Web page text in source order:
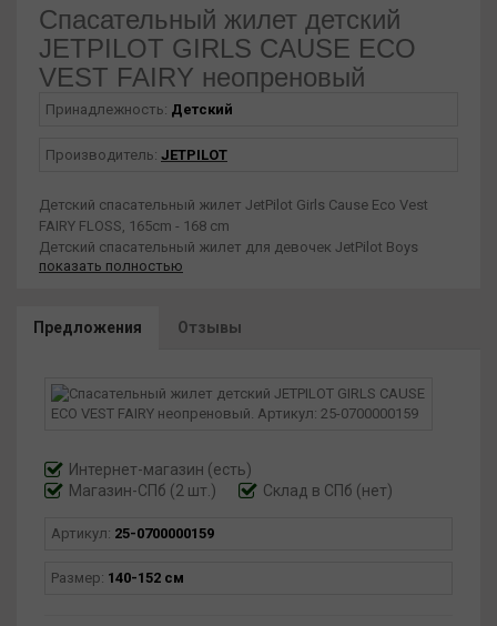
Спасательный жилет детский
JETPILOT GIRLS CAUSE ECO
VEST FAIRY неопреновый
Принадлежность: Детский
Производитель: JETPILOT
Детский спасательный жилет JetPilot Girls Cause Eco Vest
FAIRY FLOSS, 165cm - 168 cm
Детский спасательный жилет для девочек JetPilot Boys
Cause Eco Vest — это высококачественный и прочный
жилет прослужит долго и выдержит износ при частом
комфортно плавать, играть и передвигаться в воде.
Спасательный жилет оснащен несколькими надежными
плотное и надежное прилегание.
показать полностью
Предложения Отзывы
Интернет-магазин (есть)
Магазин-СПб (2 шт.)
Склад в СПб (нет)
Артикул: 25-0700000159
Размер: 140-152 см